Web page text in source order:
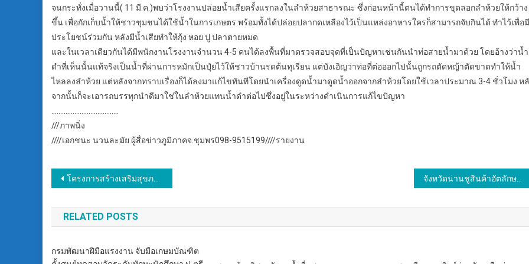
จนกระทั่งเมื่อวานนี้( 11 มี.ค.)พบว่าโรงงานปล่อยน้ำเสียครั้งแรกลงในลำห้วยสาธารณะ ซึ่งก่อนหน้านี้ตนได้ทำการขุดลอกลำห้วยให้กว้าง
ขึ้น เพื่อกักเก็บน้ำให้ชาวชุมชนได้ใช้น้ำในการเกษตร พร้อมทั้งได้ปล่อยปลากดเหลืองไว้เป็นแหล่งอาหารใครก็สามารถจับกินได้ ทำไว้เพื่อมี
ประโยชน์ร่วมกัน หลังมีน้ำเสียทำให้กุ้ง หอย ปู ปลาตายหมด
และในเวลาเดียวกันได้มีพนักงานโรงงานจำนวน 4-5 คนได้ลงพื้นที่มาตรวจสอบจุดที่เป็นปัญหาเช่นกันนำท่อสายน้ำมาด้วย โดยอ้างว่าน้ำ
ดำที่เห็นนั้นแท้จริงเป็นน้ำที่ผ่านการหมักเป็นปุ๋ยไว้ให้ชาวบ้านรดต้นทุเรียน แต่บังเอิญว่าท่อที่ต่อออกไปนั้นถูกรถตัดหญ้าตัดขาดทำให้น้ำ
ไหลลงลำห้วย แต่หลังจากทราบเรื่องก็ได้ลงมาแก้ไขทันทีโดยนำเครื่องดูดน้ำมาดูดน้ำออกจากลำห้วยโดยใช้เวลาประมาณ 3-4 ชั่วโมง ห
จากนั้นก็จะเอารถบรรทุกนำดีมาใช่ในลำห้วยแทนน้ำดำต่อไปซึ่งอยู่ในระหว่างดำเนินการแก้ไขปัญหา
///ภาพนิ่ง
////เอกชนะ นวนละมัย ผู้สื่อข่าวภูมิภาคจ.ชุมพร098-9515199////รายงาน
แนะแนว
เรื่อง
โครงการสร้างเสริมสุขภาพประชาชนด้วยการออกกำลังกายด้วย
RELATED POSTS
กรมพัฒนาฝีมือแรงงาน จับมือเกษมบัณฑิต